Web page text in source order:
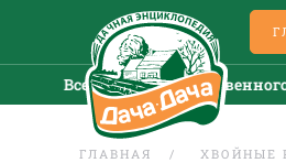
Все новости искусственного
ГЛАВНАЯ ХВОЙНЫЕ